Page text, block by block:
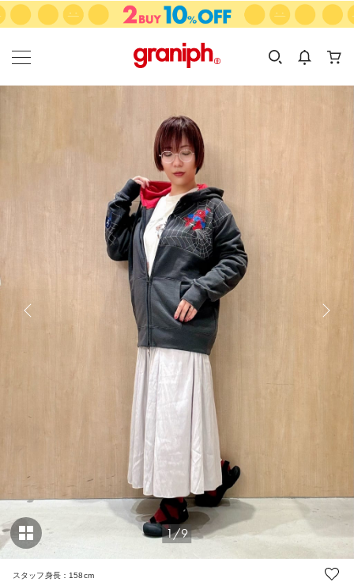
カテゴリーから探す
KIDS
カテゴリ
サイズ
1/9
スタッフ身長：158cm